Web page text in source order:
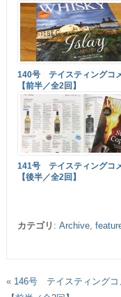
140号 テイスティングコ
【前半／全2回】
141号 テイスティングコ
【後半／全2回】
カテゴリ : Archive,
« 146号 テイスティングコ